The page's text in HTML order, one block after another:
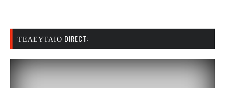
ΤΕΛΕΥΤΑΊΟ DIRECT: